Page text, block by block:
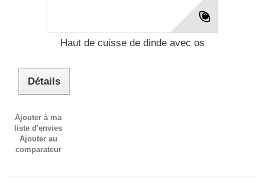
Haut de cuisse de dinde avec os
Détails
Ajouter à ma
liste d'envies
Ajouter au
comparateur